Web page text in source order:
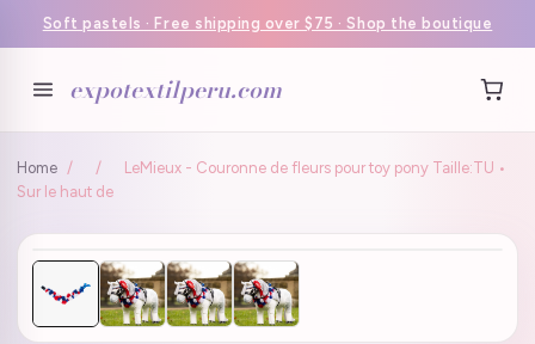
Soft pastels · Free shipping over $75 · Shop the boutique
expotextilperu.com
Home / /
LeMieux - Couronne de fleurs pour toy pony Taille:TU •
Sur le haut de